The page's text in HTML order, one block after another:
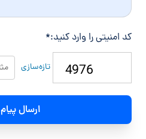
کد امنیتی را وارد کنید:*
تازه‌سازی
ارسال پیام